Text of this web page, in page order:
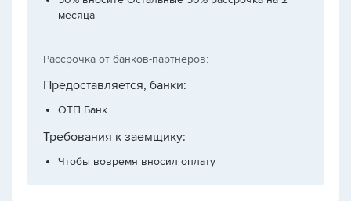
месяца
Рассрочка от банков-партнеров:
Предоставляется, банки:
ОТП Банк
Требования к заемщику:
Чтобы вовремя вносил оплату